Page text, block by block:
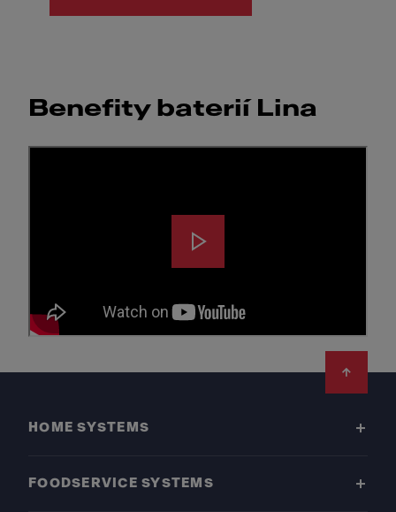
Benefity baterií Lina
HOME SYSTEMS
FOODSERVICE SYSTEMS